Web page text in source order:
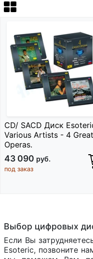
CD/ SACD Диск
Various Artists - 4 Great
Operas.
43 090 руб.
под заказ
Выбор цифровых
Если Вы
Esoteric, позвоните